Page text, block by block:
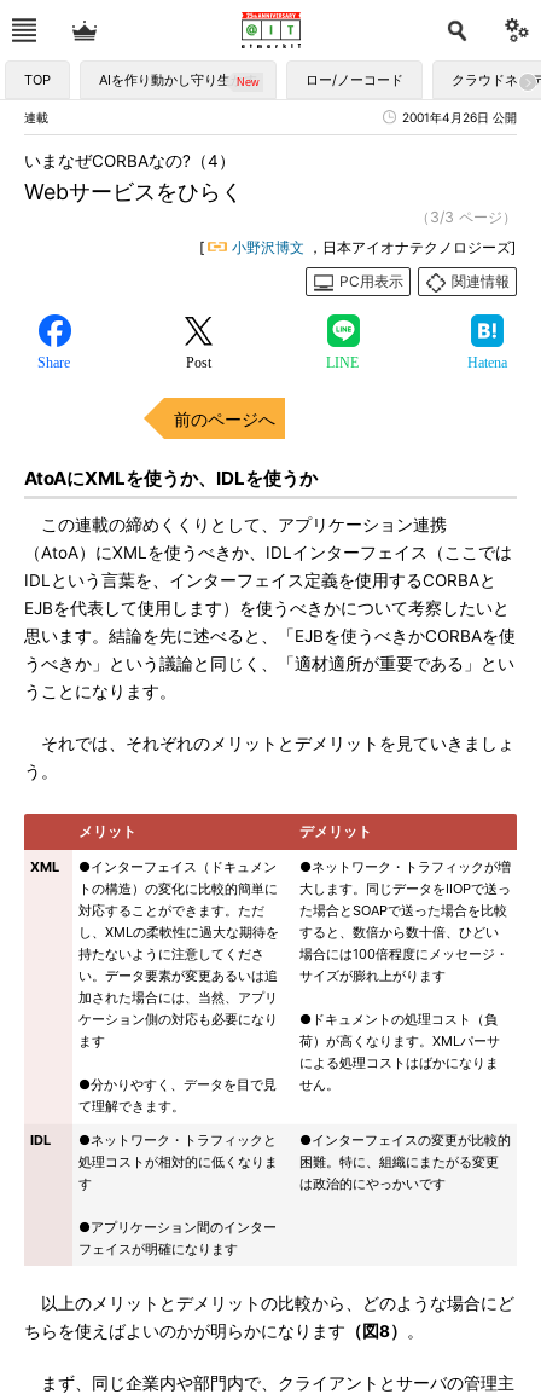
TOP AIを作り動かし守り生かす ロー/ノーコード クラウドネイ
連載 2001年4月26日 公開
Webサービスをひらく
いまなぜCORBAなの?（4）
（3/3 ページ）
[
小野沢博文 ，日本アイオナテクノロジーズ]
PC用表示
関連情報
Share Post LINE Hatena
前のページへ
AtoAにXMLを使うか、IDLを使うか
この連載の締めくくりとして、アプリケーション連携
（AtoA）にXMLを使うべきか、IDLインターフェイス（ここでは
IDLという言葉を、インターフェイス定義を使用するCORBAと
EJBを代表して使用します）を使うべきかについて考察したいと
思います。結論を先に述べると、「EJBを使うべきかCORBAを使
うべきか」という議論と同じく、「適材適所が重要である」とい
うことになります。
それでは、それぞれのメリットとデメリットを見ていきましょ
う。
メリット デメリット
XML
●インターフェイス（ドキュメン
トの構造）の変化に比較的簡単に
対応することができます。ただ
し、XMLの柔軟性に過大な期待を
持たないように注意してくださ
い。データ要素が変更あるいは追
加された場合には、当然、アプリ
ケーション側の対応も必要になり
ます
●分かりやすく、データを目で見
て理解できます。
●ネットワーク・トラフィックが増
大します。同じデータをIIOPで送っ
た場合とSOAPで送った場合を比較
すると、数倍から数十倍、ひどい
場合には100倍程度にメッセージ・
サイズが膨れ上がります
●ドキュメントの処理コスト（負
荷）が高くなります。XMLパーサ
による処理コストはばかになりま
せん。
IDL
●ネットワーク・トラフィックと
処理コストが相対的に低くなりま
す
●アプリケーション間のインター
フェイスが明確になります
●インターフェイスの変更が比較的
困難。特に、組織にまたがる変更
は政治的にやっかいです
以上のメリットとデメリットの比較から、どのような場合にど
ちらを使えばよいのかが明らかになります （図8） 。
まず、同じ企業内や部門内で、クライアントとサーバの管理主